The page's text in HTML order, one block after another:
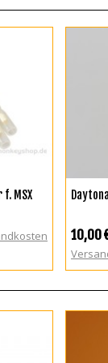
MSX
10,00